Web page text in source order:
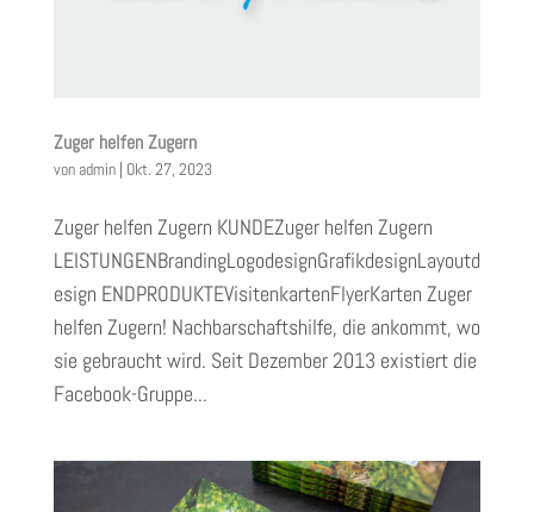
Zuger helfen Zugern
von admin| Okt. 27, 2023
Zuger helfen Zugern KUNDEZuger helfen Zugern
LEISTUNGENBrandingLogodesignGrafikdesignLayoutd
esign ENDPRODUKTEVisitenkartenFlyerKarten Zuger
helfen Zugern! Nachbarschaftshilfe, die ankommt, wo
sie gebraucht wird. Seit Dezember 2013 existiert die
Facebook-Gruppe...